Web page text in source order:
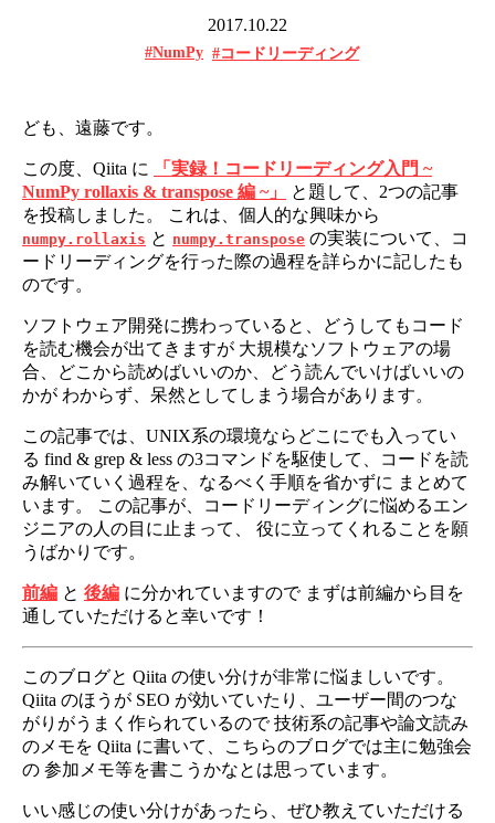
2017.10.22
#NumPy #コードリーディング
ども、遠藤です。
この度、Qiita に
「実録！コードリーディング入門 ~
NumPy rollaxis & transpose 編 ~」
と題して、2つの記事
を投稿しました。 これは、個人的な興味から
numpy.rollaxis と numpy.transpose の実装について、コ
ードリーディングを行った際の過程を詳らかに記したも
のです。
ソフトウェア開発に携わっていると、どうしてもコード
を読む機会が出てきますが 大規模なソフトウェアの場
合、どこから読めばいいのか、どう読んでいけばいいの
かが わからず、呆然としてしまう場合があります。
この記事では、UNIX系の環境ならどこにでも入ってい
る find & grep & less の3コマンドを駆使して、コードを読
み解いていく過程を、なるべく手順を省かずに まとめて
います。 この記事が、コードリーディングに悩めるエン
ジニアの人の目に止まって、 役に立ってくれることを願
うばかりです。
前編 と 後編 に分かれていますので まずは前編から目を
通していただけると幸いです！
このブログと Qiita の使い分けが非常に悩ましいです。
Qiita のほうが SEO が効いていたり、ユーザー間のつな
がりがうまく作られているので 技術系の記事や論文読み
のメモを Qiita に書いて、こちらのブログでは主に勉強会
の 参加メモ等を書こうかなとは思っています。
いい感じの使い分けがあったら、ぜひ教えていただける